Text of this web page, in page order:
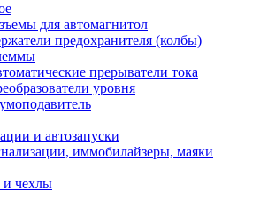
для автомагнитол
предохранителя (колбы)
прерыватели тока
уровня
и автозапуски
иммобилайзеры, маяки
и чехлы